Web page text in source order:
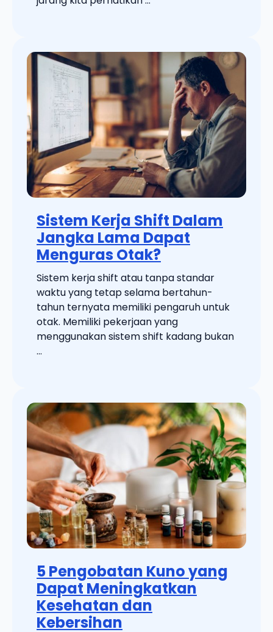
Sistem Kerja Shift Dalam
Jangka Lama Dapat
Menguras Otak?
Sistem kerja shift atau tanpa standar
waktu yang tetap selama bertahun-
tahun ternyata memiliki pengaruh untuk
otak. Memiliki pekerjaan yang
menggunakan sistem shift kadang bukan
...
5 Pengobatan Kuno yang
Dapat Meningkatkan
Kesehatan dan
Kebersihan